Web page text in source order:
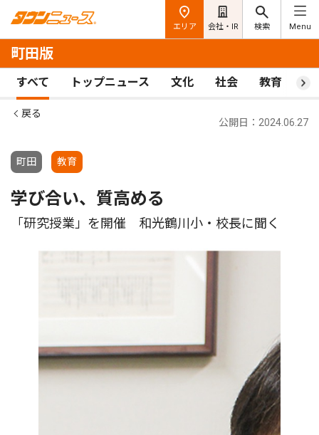
エリア 会社・IR 検索 Menu
町田版
すべて トップニュース 文化 社会 教育 ス
戻る
町田 教育
公開日：2024.06.27
学び合い、質高める
「研究授業」を開催 和光鶴川小・校長に聞く